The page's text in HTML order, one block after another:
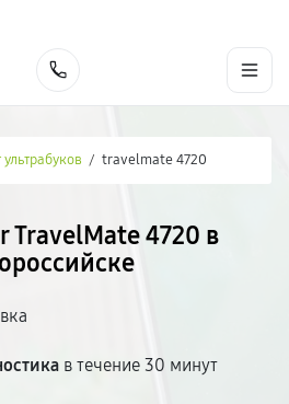
/ travelmate 4720
TravelMate 4720 в
в течение 30 минут